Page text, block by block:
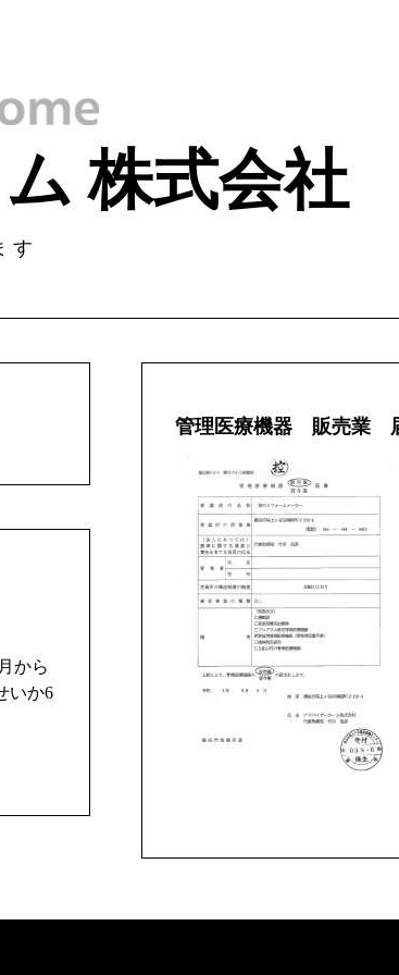
ム 株式会社
す
から
いか6
管理医療機器 販売業